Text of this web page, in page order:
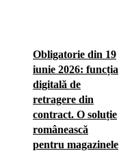
Obligatorie din 19
iunie 2026: funcția
digitală de
retragere din
contract. O soluție
românească
pentru magazinele